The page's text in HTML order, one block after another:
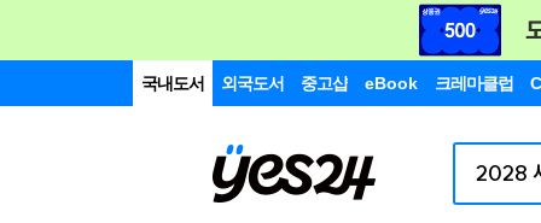
국내도서 외국도서 중고샵 eBook 크레마클럽